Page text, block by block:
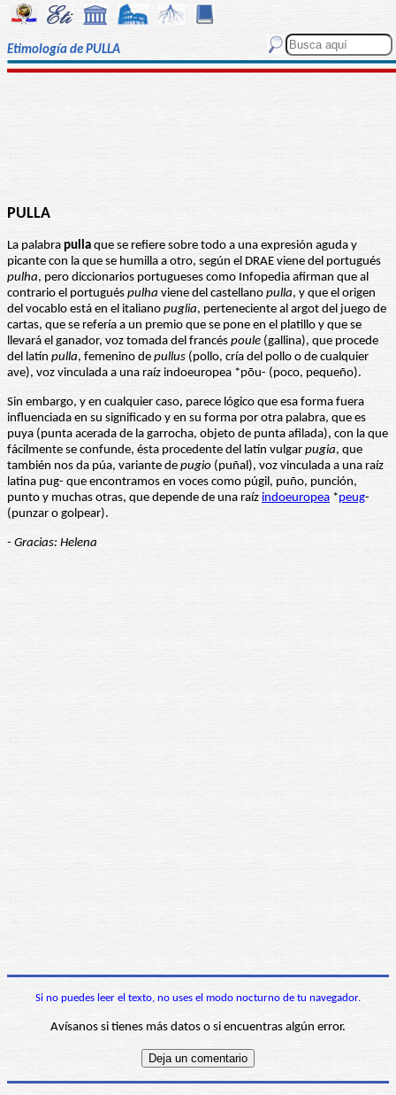
Etimología de PULLA
PULLA
La palabra pulla que se refiere sobre todo a una expresión aguda y
picante con la que se humilla a otro, según el DRAE viene del portugués
pulha, pero diccionarios portugueses como Infopedia afirman que al
contrario el portugués pulha viene del castellano pulla, y que el origen
del vocablo está en el italiano puglia, perteneciente al argot del juego de
cartas, que se refería a un premio que se pone en el platillo y que se
llevará el ganador, voz tomada del francés poule (gallina), que procede
del latín pulla, femenino de pullus (pollo, cría del pollo o de cualquier
ave), voz vinculada a una raíz indoeuropea *pōu- (poco, pequeño).
Sin embargo, y en cualquier caso, parece lógico que esa forma fuera
influenciada en su significado y en su forma por otra palabra, que es
puya (punta acerada de la garrocha, objeto de punta afilada), con la que
fácilmente se confunde, ésta procedente del latín vulgar pugia, que
también nos da púa, variante de pugio (puñal), voz vinculada a una raíz
latina pug- que encontramos en voces como púgil, puño, punción,
punto y muchas otras, que depende de una raíz indoeuropea *peug-
(punzar o golpear).
- Gracias: Helena
Si no puedes leer el texto, no uses el modo nocturno de tu navegador.
Avísanos si tienes más datos o si encuentras algún error.